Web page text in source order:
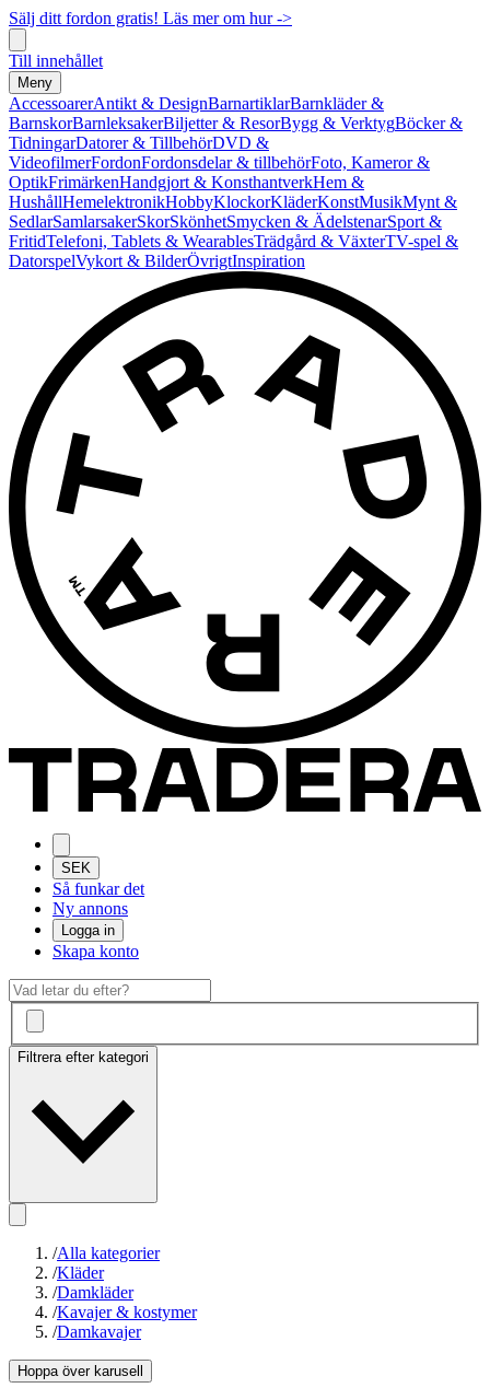
Sälj ditt fordon gratis! Läs mer om hur ->
Till innehållet
Meny
AccessoarerAntikt & DesignBarnartiklarBarnkläder &
BarnskorBarnleksakerBiljetter & ResorBygg & VerktygBöcker &
TidningarDatorer & TillbehörDVD &
VideofilmerFordonFordonsdelar & tillbehörFoto, Kameror &
OptikFrimärkenHandgjort & KonsthantverkHem &
HushållHemelektronikHobbyKlockorKläderKonstMusikMynt &
SedlarSamlarsakerSkorSkönhetSmycken & ÄdelstenarSport &
FritidTelefoni, Tablets & WearablesTrädgård & VäxterTV-spel &
DatorspelVykort & BilderÖvrigtInspiration
SEK
Så funkar det
Ny annons
Logga in
Skapa konto
Filtrera efter kategori
/Alla kategorier
/Kläder
/Damkläder
/Kavajer & kostymer
/Damkavajer
Hoppa över karusell